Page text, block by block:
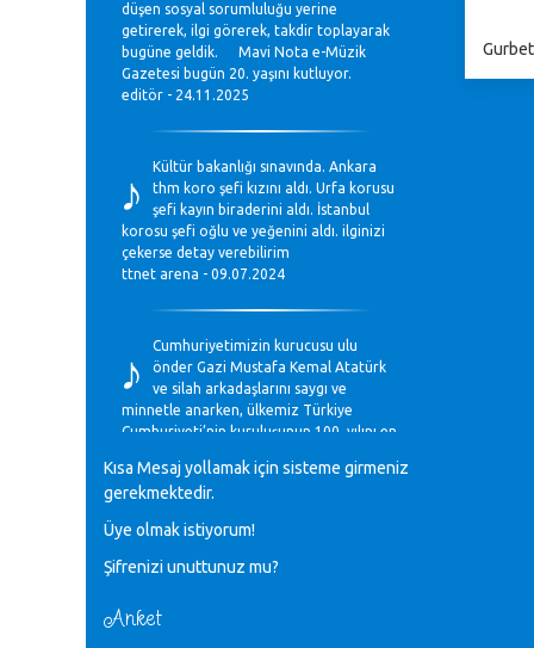
düşen sosyal sorumluluğu yerine
getirerek, ilgi görerek, takdir toplayarak
bugüne geldik. Mavi Nota e-Müzik
Gazetesi bugün 20. yaşını kutluyor.
editör - 24.11.2025
♪
Kültür bakanlığı sınavında. Ankara
thm koro şefi kızını aldı. Urfa korusu
şefi kayın biraderini aldı. İstanbul
korosu şefi oğlu ve yeğenini aldı. ilginizi
çekerse detay verebilirim
ttnet arena - 09.07.2024
♪
Cumhuriyetimizin kurucusu ulu
önder Gazi Mustafa Kemal Atatürk
ve silah arkadaşlarını saygı ve
minnetle anarken, ülkemiz Türkiye
Cumhuriyeti’nin kuruluşunun 100. yılını en
Mavi Nota - 28.10.2023
♪
Müzik Bölümlerinin Eğitim
Gülşah Sargın Kaptaş - 28.10.2023
Kısa Mesaj yollamak için sisteme girmeniz
gerekmektedir.
Üye olmak istiyorum!
Şifrenizi unuttunuz mu?
Anket